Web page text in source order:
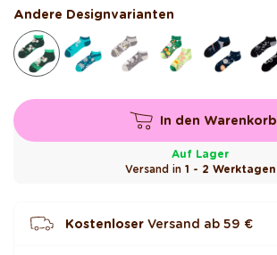
e
e
r
t
Andere Designvarianten
In den Warenkorb
Auf Lager
Versand in 1 - 2 Werktagen
Kostenloser Versand ab 59 €